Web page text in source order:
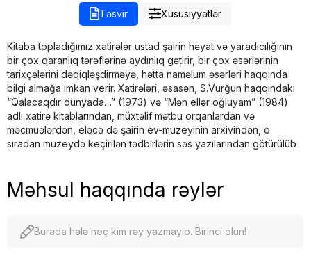
Təsvir Xüsusiyyətlər
Kitaba topladığımız xatirələr ustad şairin həyat və yaradıcılığının
bir çox qaranlıq tərəflərinə aydınlıq gətirir, bir çox əsərlərinin
tarixçələrini dəqiqləşdirməyə, hətta naməlum əsər­ləri haqqında
bilgi almağa imkan verir. Xatirələri, əsasən, S.Vurğun haqqındakı
“Qalacaqdır dünyada…” (1973) və “Mən ellər oğluyam” (1984)
adlı xatirə kitablarından, müxtəlif mətbu orqanlardan və
məcmuələrdən, eləcə də şairin ev-muzeyinin arxivindən, o
sıradan muzeydə keçirilən tədbirlərin səs yazılarından götürülüb
Məhsul haqqında rəylər
Burada hələ heç kim rəy yazmayıb. Birinci olun!